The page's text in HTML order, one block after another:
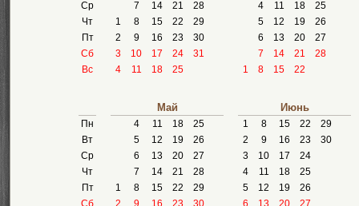
Ср
Чт
Пт
Сб
Вс
7
14 21
28
1
8 15 22
29
2
9 16 23
30
3
10 17 24
31
4
11 18 25
4
11 18
25
5
12 19
26
6
13 20
27
7
14 21
28
1
8 15 22
Пн
Вт
Ср
Чт
Пт
Сб
Май
4 11 18
25
5
12 19
26
6
13 20
27
7
14 21
28
1
8 15 22
29
2
9 16 23
30
Июнь
1 8 15 22
29
2
9 16 23
30
3
10 17
24
4
11 18
25
5
12 19
26
6
13 20
27